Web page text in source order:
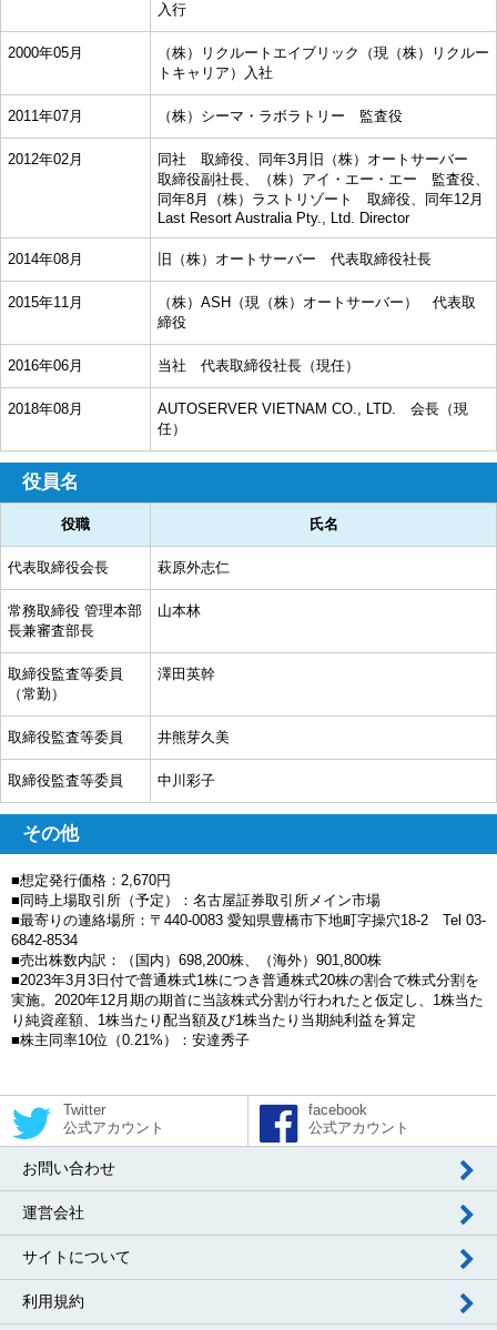
入行
2000年05月
（株）リクルートエイブリック（現（株）リクルー
トキャリア）入社
2011年07月 （株）シーマ・ラボラトリー 監査役
2012年02月
同社 取締役、同年3月旧（株）オートサーバー
取締役副社長、（株）アイ・エー・エー 監査役、
同年8月（株）ラストリゾート 取締役、同年12月
Last Resort Australia Pty., Ltd. Director
2014年08月 旧（株）オートサーバー 代表取締役社長
2015年11月
（株）ASH（現（株）オートサーバー） 代表取
締役
2016年06月 当社 代表取締役社長（現任）
2018年08月
AUTOSERVER VIETNAM CO., LTD. 会長（現
任）
役員名
役職 氏名
代表取締役会長 萩原外志仁
常務取締役 管理本部
長兼審査部長
山本林
取締役監査等委員
（常勤）
澤田英幹
取締役監査等委員 井熊芽久美
取締役監査等委員 中川彩子
その他
■想定発行価格：2,670円
■同時上場取引所（予定）：名古屋証券取引所メイン市場
■最寄りの連絡場所：〒440‐0083 愛知県豊橋市下地町字操穴18-2 Tel 03‐
6842‐8534
■売出株数内訳：（国内）698,200株、（海外）901,800株
■2023年3月3日付で普通株式1株につき普通株式20株の割合で株式分割を
実施。2020年12月期の期首に当該株式分割が行われたと仮定し、1株当た
り純資産額、1株当たり配当額及び1株当たり当期純利益を算定
■株主同率10位（0.21%）：安達秀子
Twitter
公式アカウント
facebook
公式アカウント
お問い合わせ
運営会社
サイトについて
利用規約